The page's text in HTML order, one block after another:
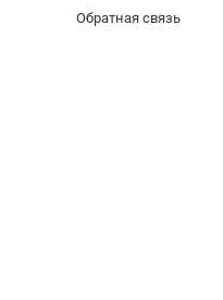
Обратная связь